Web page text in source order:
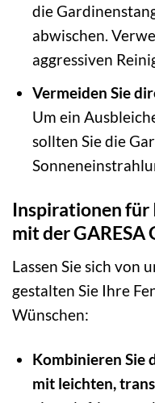
die
abwischen.
aggressiven
Vermeiden Sie
Um ein
sollten Sie die
Inspirationen für
mit der GARESA
Lassen Sie sich von
gestalten Sie Ihre
Wünschen:
Kombinieren Sie
mit leichten,